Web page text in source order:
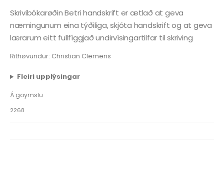
Skrivibókarøðin Betri handskrift er ætlað at geva
næmingunum eina týðiliga, skjóta handskrift og at geva
lærarum eitt fullfíggjað undirvísingartilfar til skriving
Rithøvundur: Christian Clemens
Fleiri upplýsingar
Á goymslu
2268